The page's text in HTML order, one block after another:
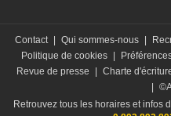
Contact Qui sommes-nous
Politique de cookies
Revue de presse
Charte
Retrouvez tous les horaires et infos